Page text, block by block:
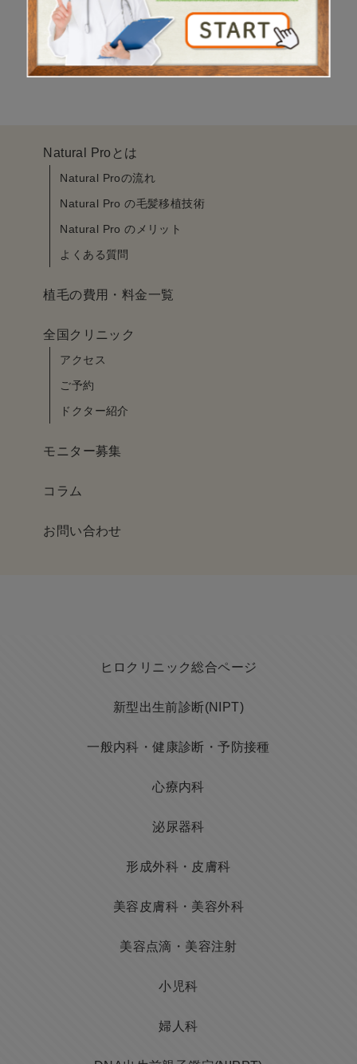
Posts
pagination
1 2 … 32 ›
Natural Proとは
Natural Proの流れ
Natural Pro の毛髪移植技術
Natural Pro のメリット
よくある質問
植毛の費用・料金一覧
全国クリニック
アクセス
ご予約
ドクター紹介
モニター募集
コラム
お問い合わせ
ヒロクリニック総合ページ
新型出生前診断(NIPT)
一般内科・健康診断・予防接種
心療内科
泌尿器科
形成外科・皮膚科
美容皮膚科・美容外科
美容点滴・美容注射
小児科
婦人科